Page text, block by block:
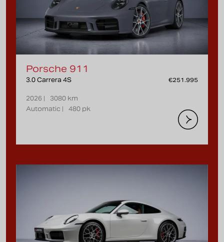
Porsche 911
3.0 Carrera 4S €251.995
2026 |
3080 km
Automatic |
480 pk